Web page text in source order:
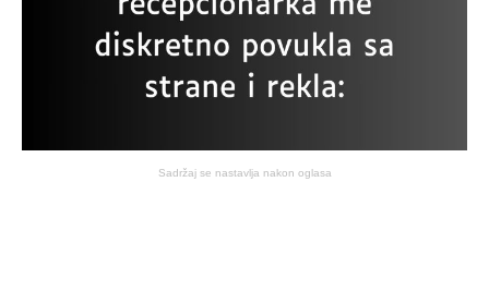
Sadržaj se nastavlja nakon oglasa